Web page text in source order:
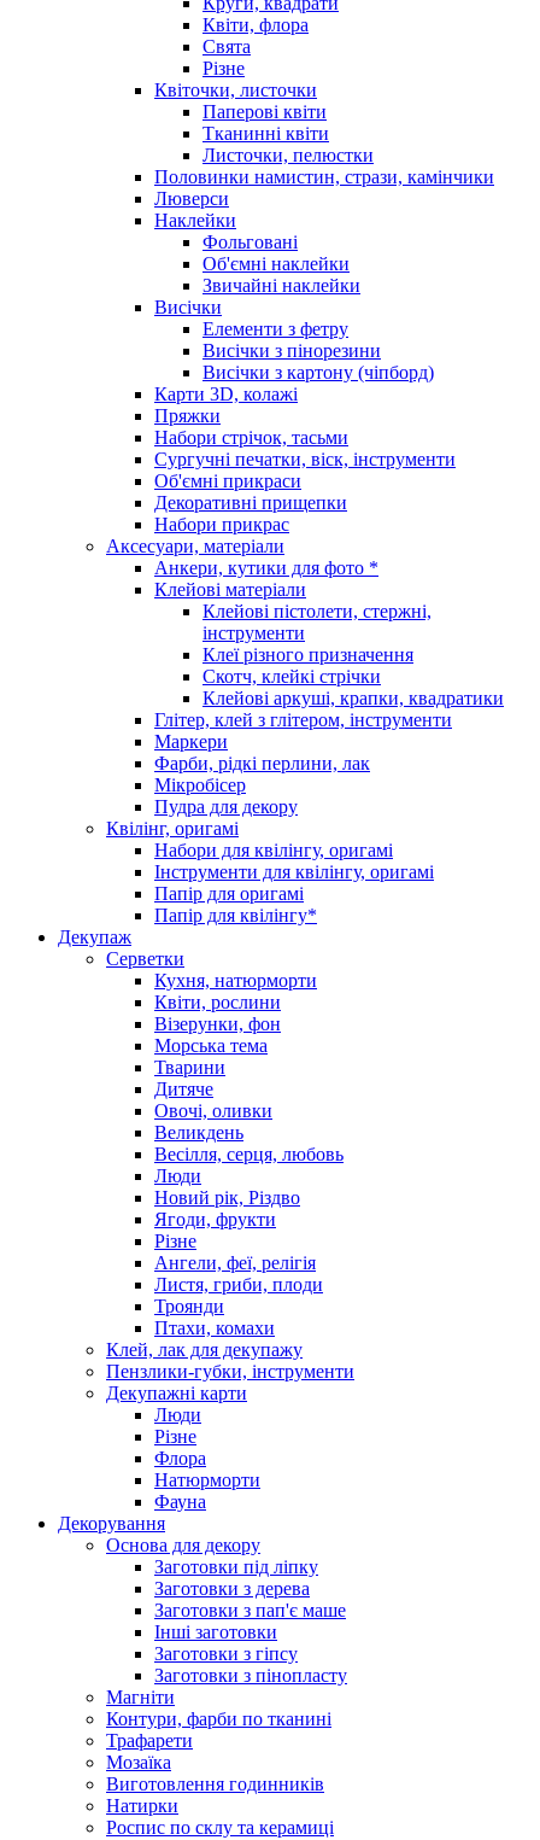
Квіти, флора
Свята
Різне
Квіточки, листочки
Паперові квіти
Тканинні квіти
Листочки, пелюстки
Половинки намистин, стрази, камінчики
Люверси
Наклейки
Фольговані
Об'ємні наклейки
Звичайні наклейки
Висічки
Елементи з фетру
Висічки з пінорезини
Висічки з картону (чіпборд)
Карти 3D, колажі
Пряжки
Набори стрічок, тасьми
Сургучні печатки, віск, інструменти
Об'ємні прикраси
Декоративні прищепки
Набори прикрас
Аксесуари, матеріали
Анкери, кутики для фото *
Клейові матеріали
Клейові пістолети, стержні,
інструменти
Клеї різного призначення
Скотч, клейкі стрічки
Клейові аркуші, крапки, квадратики
Глітер, клей з глітером, інструменти
Маркери
Фарби, рідкі перлини, лак
Мікробісер
Пудра для декору
Квілінг, оригамі
Набори для квілінгу, оригамі
Інструменти для квілінгу, оригамі
Папір для оригамі
Папір для квілінгу*
Декупаж
Серветки
Кухня, натюрморти
Квіти, рослини
Візерунки, фон
Морська тема
Тварини
Дитяче
Овочі, оливки
Великдень
Весілля, серця, любовь
Люди
Новий рік, Різдво
Ягоди, фрукти
Різне
Ангели, феї, релігія
Листя, гриби, плоди
Троянди
Птахи, комахи
Клей, лак для декупажу
Пензлики-губки, інструменти
Декупажні карти
Люди
Різне
Флора
Натюрморти
Фауна
Декорування
Основа для декору
Заготовки під ліпку
Заготовки з дерева
Заготовки з пап'є маше
Інші заготовки
Заготовки з гіпсу
Заготовки з пінопласту
Магніти
Контури, фарби по тканині
Трафарети
Мозаїка
Виготовлення годинників
Натирки
Роспис по склу та керамиці